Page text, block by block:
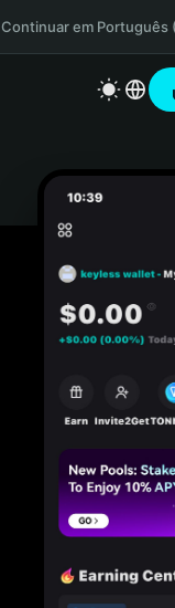
Continuar em Português